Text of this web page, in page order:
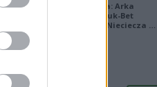
FORMA
Ekstraklasa: Arka
Gdynia - Bruk-Bet
Termalica Nieciecza 2-